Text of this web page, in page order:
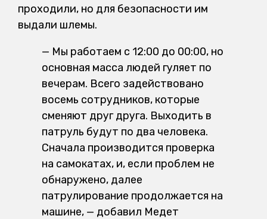
проходили, но для безопасности им
выдали шлемы.
— Мы работаем с 12:00 до 00:00, но
основная масса людей гуляет по
вечерам. Всего задействовано
восемь сотрудников, которые
сменяют друг друга. Выходить в
патруль будут по два человека.
Сначала производится проверка
на самокатах, и, если проблем не
обнаружено, далее
патрулирование продолжается на
машине, — добавил Медет